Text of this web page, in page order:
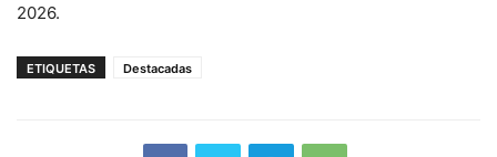
2026.
ETIQUETAS Destacadas